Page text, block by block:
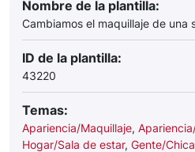
Nombre de la plantilla:
Cambiamos el maquillaje de una
ID de la plantilla:
43220
Temas:
Apariencia/Maquillaje,
Hogar/Sala de estar, Gente/